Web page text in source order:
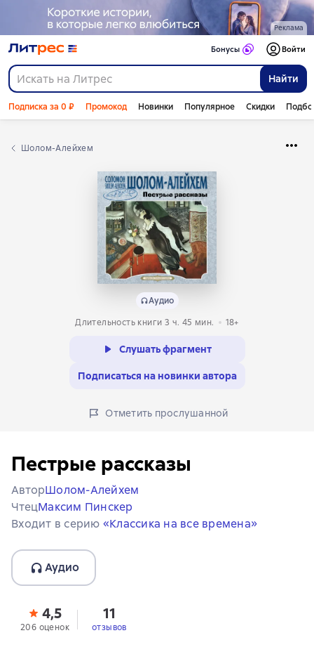
Реклама
Найти
Бонусы Войти
Подписка за 0 ₽ Промокод Новинки Популярное Скидки
Шолом-Алейхем
Аудио
Длительность книги 3 ч. 45 мин.
18+
Слушать фрагмент
Подписаться на новинки автора
Отметить прослушанной
Пестрые рассказы
АвторШолом-Алейхем
ЧтецМаксим Пинскер
Входит в серию «Классика на все времена»
Аудио
4,5
206 оценок
11
отзывов